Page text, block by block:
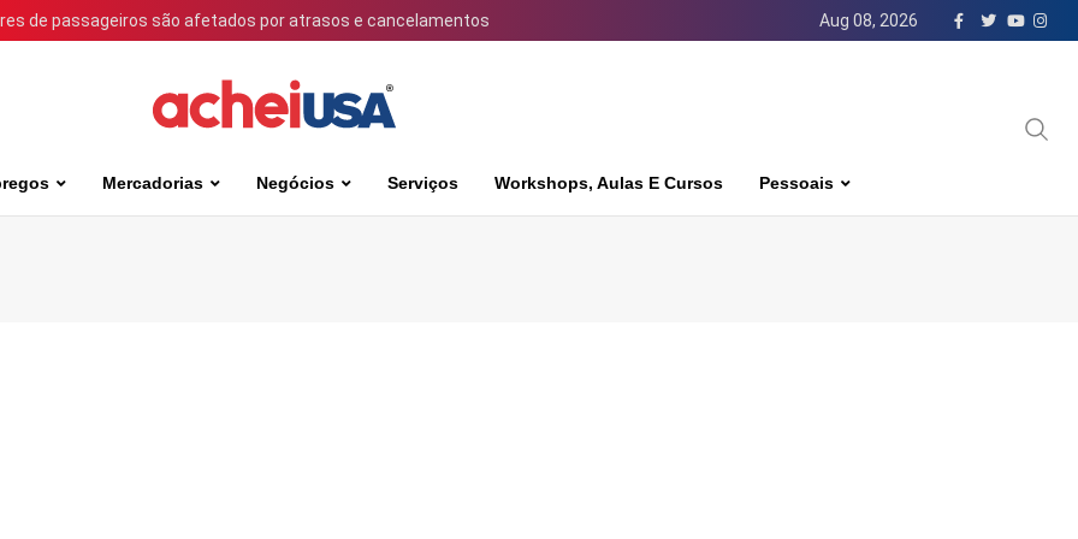
de passageiros são afetados por atrasos e cancelamentos Aug 08, 2026
Mercadorias Negócios Serviços Workshops, Aulas E Cursos Pessoais